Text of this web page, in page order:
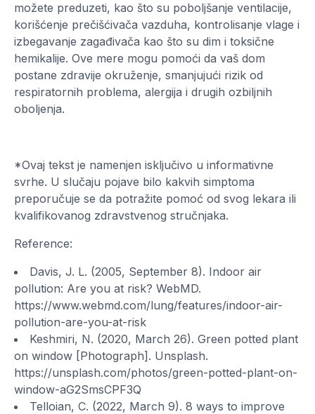
možete preduzeti, kao što su poboljšanje ventilacije,
korišćenje prečišćivača vazduha, kontrolisanje vlage i
izbegavanje zagađivača kao što su dim i toksične
hemikalije. Ove mere mogu pomoći da vaš dom
postane zdravije okruženje, smanjujući rizik od
respiratornih problema, alergija i drugih ozbiljnih
oboljenja.
*Ovaj tekst je namenjen isključivo u informativne
svrhe. U slučaju pojave bilo kakvih simptoma
preporučuje se da potražite pomoć od svog lekara ili
kvalifikovanog zdravstvenog stručnjaka.
Reference:
Davis, J. L. (2005, September 8). Indoor air
pollution: Are you at risk? WebMD.
https://www.webmd.com/lung/features/indoor-air-
pollution-are-you-at-risk
Keshmiri, N. (2020, March 26). Green potted plant
on window [Photograph]. Unsplash.
https://unsplash.com/photos/green-potted-plant-on-
window-aG2SmsCPF3Q
Telloian, C. (2022, March 9). 8 ways to improve